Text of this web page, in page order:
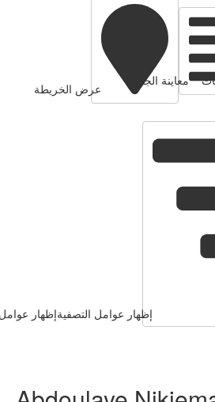
معاينة الجدول
عرض الخريطة
إظهار عوامل التصفيةإظهار